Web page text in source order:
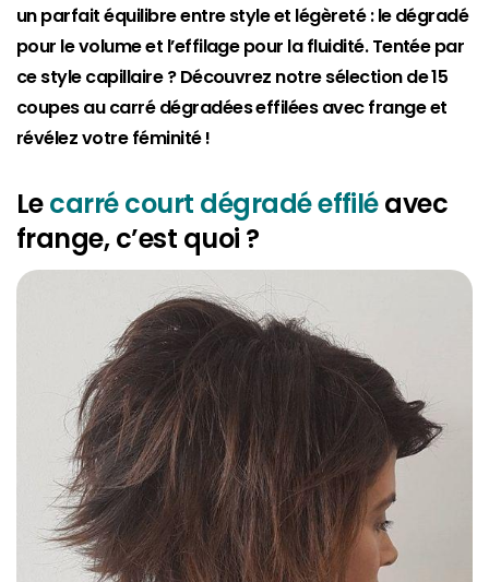
un parfait équilibre entre style et légèreté : le dégradé
pour le volume et l’effilage pour la fluidité. Tentée par
ce style capillaire ? Découvrez notre sélection de 15
coupes au carré dégradées effilées avec frange et
révélez votre féminité !
Lecarré court dégradé effiléavec
frange, c’est quoi ?